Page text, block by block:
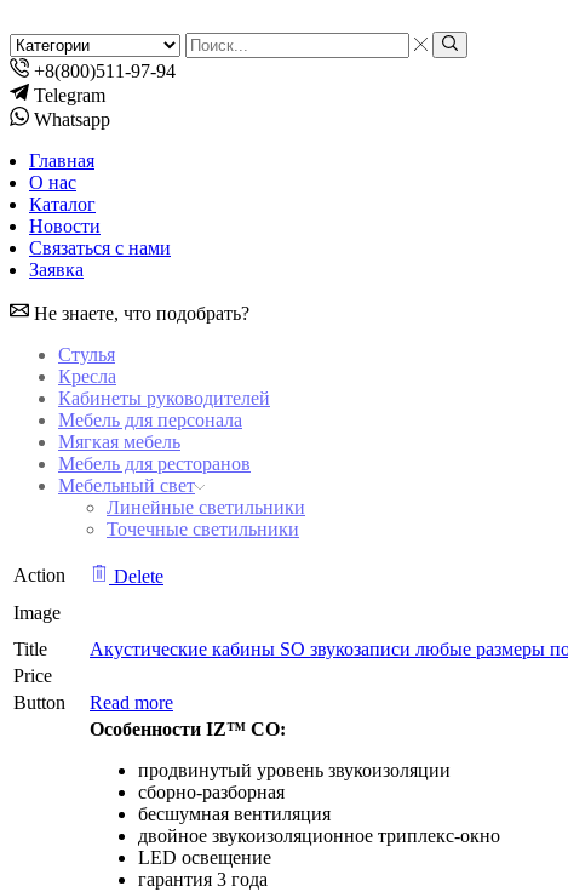
Search
input
Search
+8(800)511-97-94
Telegram
Whatsapp
Главная
О нас
Каталог
Новости
Связаться с нами
Заявка
Не знаете, что подобрать?
Стулья
Кресла
Кабинеты руководителей
Мебель для персонала
Мягкая мебель
Мебель для ресторанов
Мебельный свет
Линейные светильники
Точечные светильники
Action
Delete
Image
Title
Акустические кабины SO звукозаписи любые размеры
Price
Button
Read more
Особенности IZ™ CO:
продвинутый уровень звукоизоляции
сборно-разборная
бесшумная вентиляция
двойное звукоизоляционное триплекс-окно
LED освещение
гарантия 3 года